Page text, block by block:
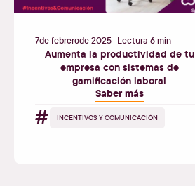
7defebrerode2025- Lectura 6 min
Aumenta la productividad de tu
empresa con sistemas de
gamificación laboral
Saber más
# INCENTIVOS Y COMUNICACIÓN